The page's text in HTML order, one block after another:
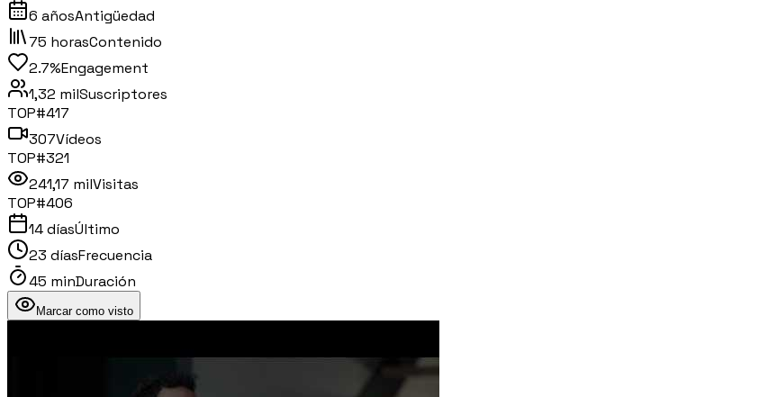
6 añosAntigüedad
75 horasContenido
2.7%Engagement
1,32 milSuscriptores
TOP#417
307Vídeos
TOP#321
241,17 milVisitas
TOP#406
14 díasÚltimo
23 díasFrecuencia
45 minDuración
Marcar como visto